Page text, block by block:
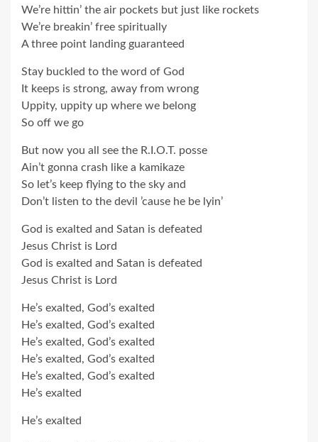
We’re hittin’ the air pockets but just like rockets
We’re breakin’ free spiritually
A three point landing guaranteed
Stay buckled to the word of God
It keeps is strong, away from wrong
Uppity, uppity up where we belong
So off we go
But now you all see the R.I.O.T. posse
Ain’t gonna crash like a kamikaze
So let’s keep flying to the sky and
Don’t listen to the devil ’cause he be lyin’
God is exalted and Satan is defeated
Jesus Christ is Lord
God is exalted and Satan is defeated
Jesus Christ is Lord
He’s exalted, God’s exalted
He’s exalted, God’s exalted
He’s exalted, God’s exalted
He’s exalted, God’s exalted
He’s exalted, God’s exalted
He’s exalted
He’s exalted